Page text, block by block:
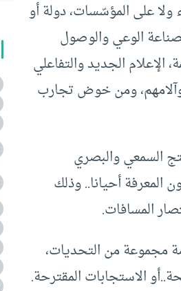
ولا على المؤسّسات، دولة أو
الوعي والوصول
الإعلام الجديد والتفاعلي
ومن خوض تجارب
السمعي والبصري
المعرفة أحيانا.. وذلك
المسافات.
مجموعة من التحديات،
الاستجابات المقترحة.